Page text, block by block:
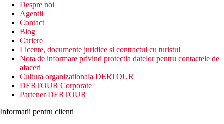
newsletter!
Despre noi
Agentii
Contact
Blog
Cariere
Licente, documente juridice si contractul cu turistul
Nota de informare privind protectia datelor pentru contactele de
afaceri
Cultura organizationala DERTOUR
DERTOUR Corporate
Partener DERTOUR
Informatii pentru clienti